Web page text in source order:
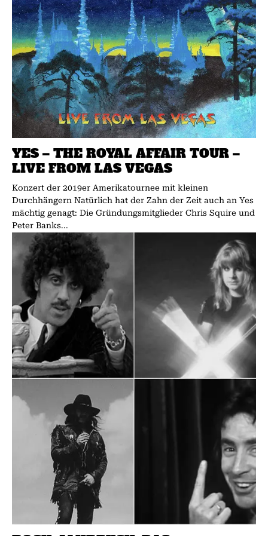
YES – THE ROYAL AFFAIR TOUR –
LIVE FROM LAS VEGAS
Konzert der 2019er Amerikatournee mit kleinen
Durchhängern Natürlich hat der Zahn der Zeit auch an Yes
mächtig genagt: Die Gründungsmitglieder Chris Squire und
Peter Banks...